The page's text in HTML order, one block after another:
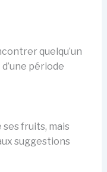
quelqu’un
période
fruits, mais
suggestions